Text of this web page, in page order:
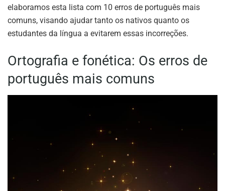
elaboramos esta lista com 10 erros de português mais
comuns, visando ajudar tanto os nativos quanto os
estudantes da língua a evitarem essas incorreções.
Ortografia e fonética: Os erros de
português mais comuns